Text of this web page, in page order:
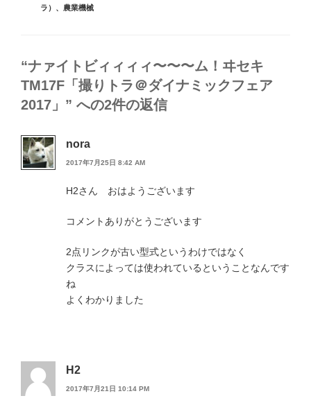
ラ） 、 農業機械
“ナァイトビィィィィ〜〜〜ム！ヰセキ
TM17F「撮りトラ＠ダイナミックフェア
2017」” への2件の返信
nora
2017年7月25日 8:42 AM
H2さん おはようございます
コメントありがとうございます
2点リンクが古い型式というわけではなく
クラスによっては使われているということなんです
ね
よくわかりました
H2
2017年7月21日 10:14 PM